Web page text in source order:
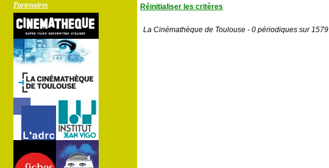
Partenaires
Réinitialiser les critères
La Cinémathèque de Toulouse - 0 périodiques sur 1579